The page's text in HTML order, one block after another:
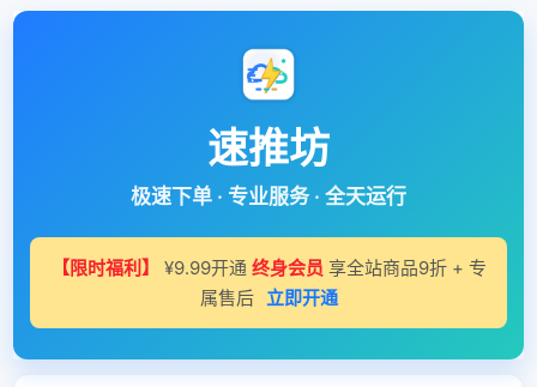
速推坊
极速下单 · 专业服务 · 全天运行
【限时福利】 ¥9.99开通 终身会员 享全站商品9折 + 专
属售后 立即开通